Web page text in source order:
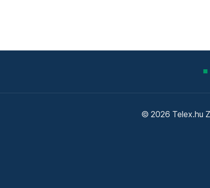
© 2026 Telex.hu